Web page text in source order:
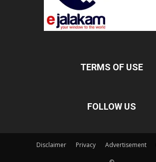
TERMS OF USE
FOLLOW US
Disclaimer Privacy Advertisement